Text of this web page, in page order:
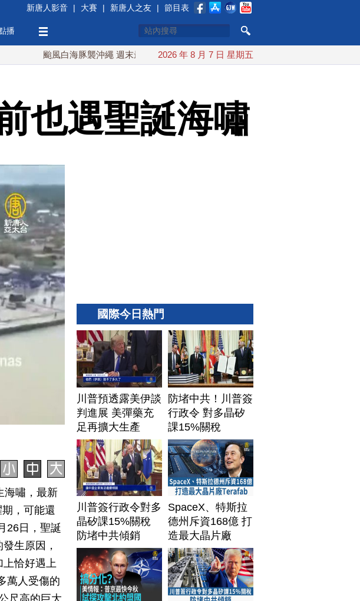
新唐人影音 | 大賽 | 新唐人之友 | 節目表
播
颱風白海豚襲沖繩 週末最近台灣 10日登陸浙江 川普預透露美伊談判進展 美彈藥充
2026 年 8 月 7 日 星期五
也遇聖誕海嘯
海嘯，最新
，可能還
26日，聖誕
生原因，
上恰好遇上
萬人受傷的
國際今日熱門
川普預透露美伊談
判進展 美彈藥充
足再擴大生產
防堵中共！川普簽
行政令 對多晶矽
課15%關稅
川普簽行政令對多
晶矽課15%關稅
防堵中共傾銷
SpaceX、特斯拉
德州斥資168億 打
造最大晶片廠
Terafab